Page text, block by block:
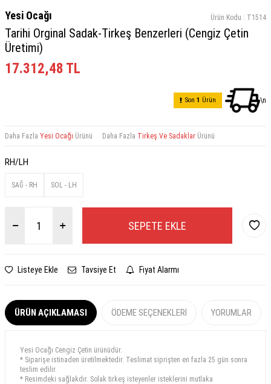
Yesi Ocağı Ürün Kodu : T1514
Tarihi Orginal Sadak-Tirkeş Benzerleri (Cengiz Çetin
Üretimi)
17.312,48 TL
Son 1 Ürün \n
Daha Fazla Yesi Ocağı Ürünü Daha Fazla Tirkeş Ve Sadaklar Ürünü
RH/LH
SAĞ - RH SOL - LH
SEPETE EKLE
Listeye Ekle Tavsiye Et Fiyat Alarmı
ÜRÜN AÇIKLAMASI ÖDEME SEÇENEKLERI YORUMLAR
Yesi Ocağı Cengiz Çetin ürünüdür.
* Siparişe istinaden üretilmektedir. Teslimat siprişten en fazla 25 gün sonra
teslim edilir.
* Resimdeki sağlakdır. Solak tirkeş isteyenler isteklerini mutlaka